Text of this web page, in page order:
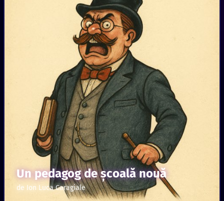
Un pedagog de şcoală nouă
de Ion Luca Caragiale